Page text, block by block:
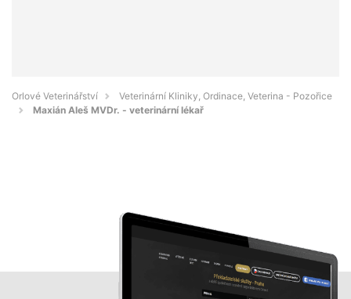
Orlové Veterinářství
Veterinární Kliniky, Ordinace, Veterina - Pozořice
Maxián Aleš MVDr. - veterinární lékař